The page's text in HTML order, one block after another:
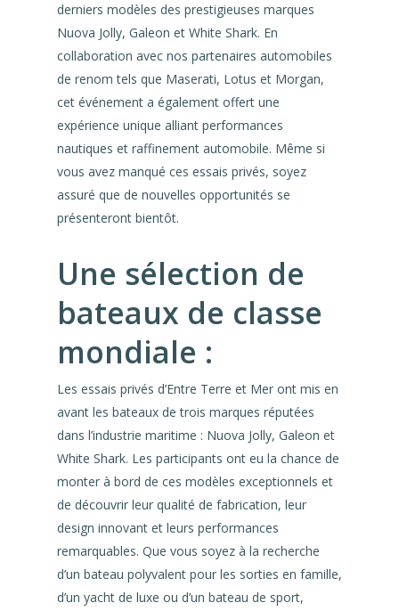
derniers modèles des prestigieuses marques
Nuova Jolly, Galeon et White Shark. En
collaboration avec nos partenaires automobiles
de renom tels que Maserati, Lotus et Morgan,
cet événement a également offert une
expérience unique alliant performances
nautiques et raffinement automobile. Même si
vous avez manqué ces essais privés, soyez
assuré que de nouvelles opportunités se
présenteront bientôt.
Une sélection de
bateaux de classe
mondiale :
Les essais privés d’Entre Terre et Mer ont mis en
avant les bateaux de trois marques réputées
dans l’industrie maritime : Nuova Jolly, Galeon et
White Shark. Les participants ont eu la chance de
monter à bord de ces modèles exceptionnels et
de découvrir leur qualité de fabrication, leur
design innovant et leurs performances
remarquables. Que vous soyez à la recherche
d’un bateau polyvalent pour les sorties en famille,
d’un yacht de luxe ou d’un bateau de sport,